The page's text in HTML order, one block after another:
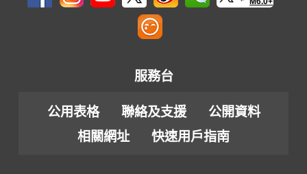
服務台
公用表格 聯絡及支援
公開資料
相關網址
快速用戶指南